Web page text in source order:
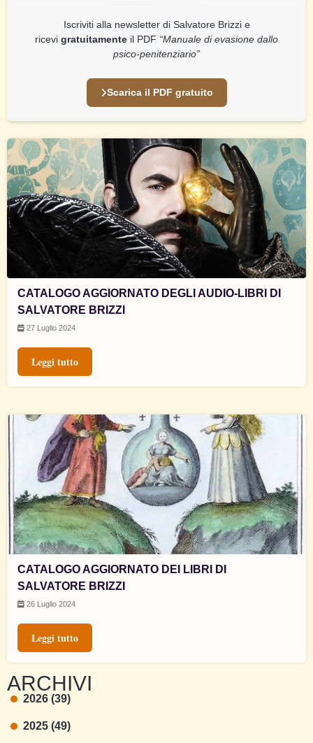
Iscriviti alla newsletter di Salvatore Brizzi e
ricevi gratuitamente il PDF “Manuale di evasione dallo
psico-penitenziario”
Scarica il PDF gratuito
CATALOGO AGGIORNATO DEGLI AUDIO-LIBRI DI
SALVATORE BRIZZI
27 Luglio 2024
Leggi tutto
CATALOGO AGGIORNATO DEI LIBRI DI
SALVATORE BRIZZI
26 Luglio 2024
Leggi tutto
ARCHIVI
2026 (39)
2025 (49)